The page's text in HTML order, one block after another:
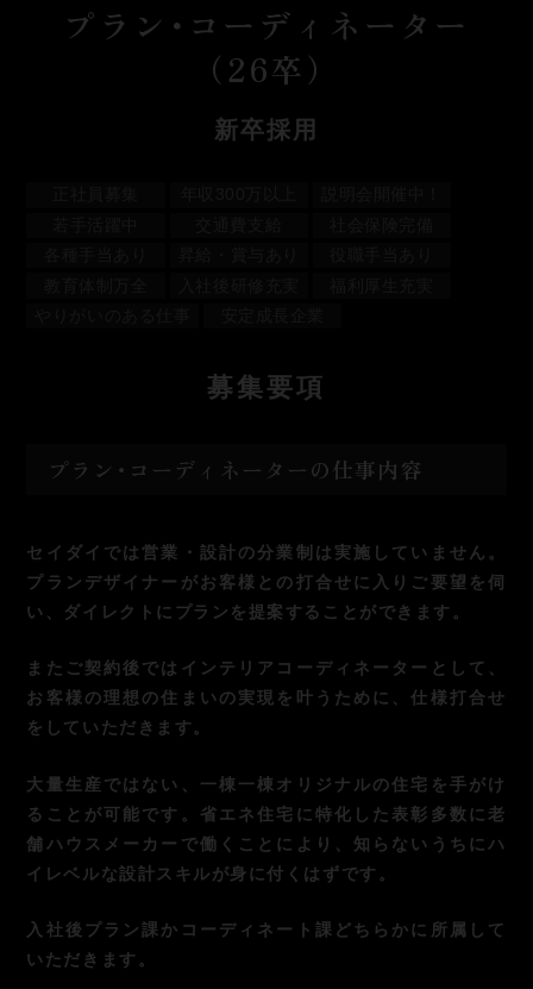
プラン･コーディネーター
（26卒）
新卒採用
募集要項
プラン･コーディネーターの仕事内容
セイダイでは営業・設計の分業制は実施していません。
プランデザイナーがお客様との打合せに入りご要望を伺
い、ダイレクトにプランを提案することができます。
またご契約後ではインテリアコーディネーターとして、
お客様の理想の住まいの実現を叶うために、仕様打合せ
をしていただきます。
大量生産ではない、一棟一棟オリジナルの住宅を手がけ
ることが可能です。省エネ住宅に特化した表彰多数に老
舗ハウスメーカーで働くことにより、知らないうちにハ
イレベルな設計スキルが身に付くはずです。
入社後プラン課かコーディネート課どちらかに所属して
いただきます。